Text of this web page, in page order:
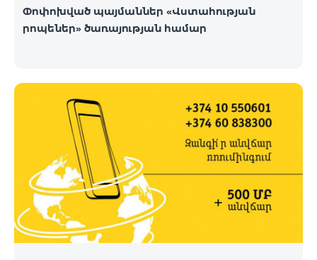
Փոփոխված պայմաններ «Վստահության
րոպեներ» ծառայության համար